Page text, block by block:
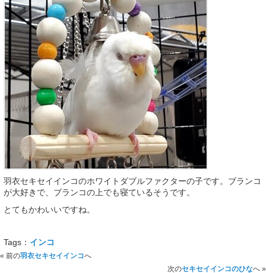
羽衣セキセイインコのホワイトダブルファクターの子です。ブランコ
が大好きで、ブランコの上でも寝ているそうです。
とてもかわいいですね。
Tags： インコ
« 前の羽衣セキセイインコへ
次のセキセイインコのひなへ »